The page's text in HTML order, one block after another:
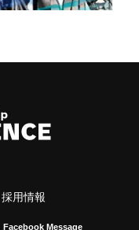
採用情報
Facebook Message